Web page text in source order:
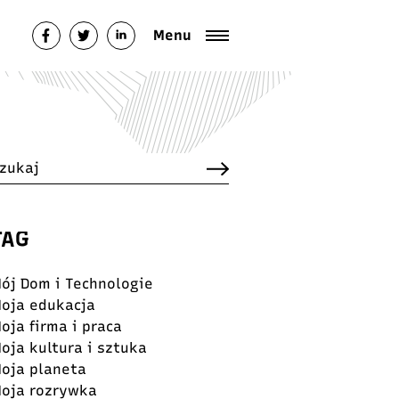
public_html/wp-
Menu
Dom i Technologie
edukacja
firma i praca
kultura i sztuka
planeta
rozrywka